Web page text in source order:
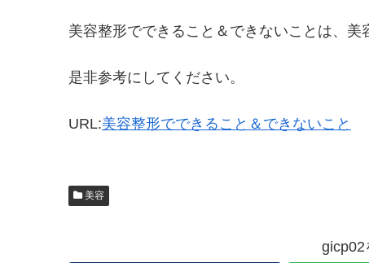
美容整形でできること＆できないことは、美
是非参考にしてください。
URL:美容整形でできること＆できないこと
美容
gicp02